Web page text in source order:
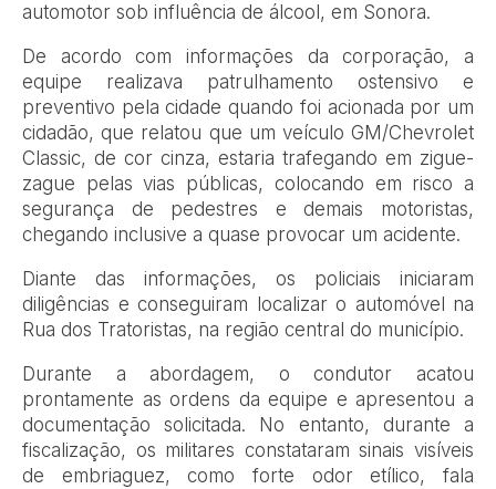
automotor sob influência de álcool, em Sonora.
De acordo com informações da corporação, a
equipe realizava patrulhamento ostensivo e
preventivo pela cidade quando foi acionada por um
cidadão, que relatou que um veículo GM/Chevrolet
Classic, de cor cinza, estaria trafegando em zigue-
zague pelas vias públicas, colocando em risco a
segurança de pedestres e demais motoristas,
chegando inclusive a quase provocar um acidente.
Diante das informações, os policiais iniciaram
diligências e conseguiram localizar o automóvel na
Rua dos Tratoristas, na região central do município.
Durante a abordagem, o condutor acatou
prontamente as ordens da equipe e apresentou a
documentação solicitada. No entanto, durante a
fiscalização, os militares constataram sinais visíveis
de embriaguez, como forte odor etílico, fala